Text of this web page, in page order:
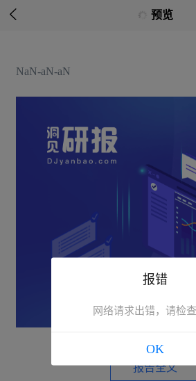
 预览
NaN-aN-aN
报告全文
报错
网络请求出错，请检
OK